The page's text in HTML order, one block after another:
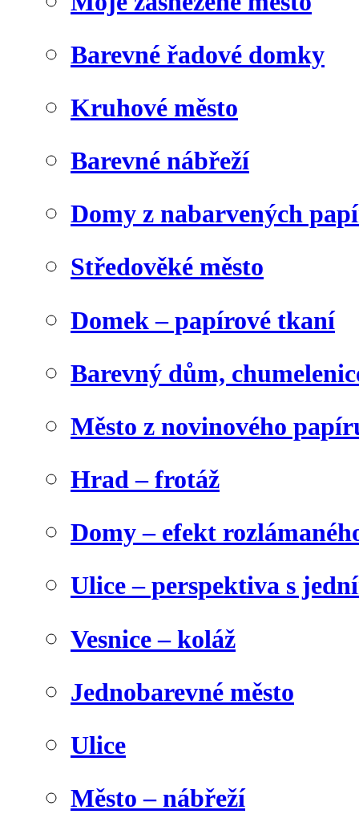
Barevné řadové domky
Kruhové město
Barevné nábřeží
Domy z nabarvených
Středověké město
Domek – papírové tkaní
Barevný dům,
Město z novinového
Hrad – frotáž
Domy – efekt
Ulice – perspektiva s
Vesnice – koláž
Jednobarevné město
Ulice
Město – nábřeží